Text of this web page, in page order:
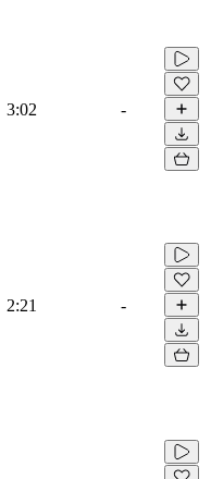
3:02 -
2:21 -